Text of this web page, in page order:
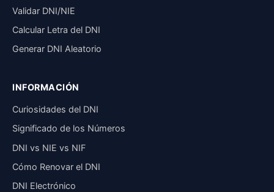
Validar DNI/NIE
Calcular Letra del DNI
Generar DNI Aleatorio
INFORMACIÓN
Curiosidades del DNI
Significado de los Números
DNI vs NIE vs NIF
Cómo Renovar el DNI
DNI Electrónico